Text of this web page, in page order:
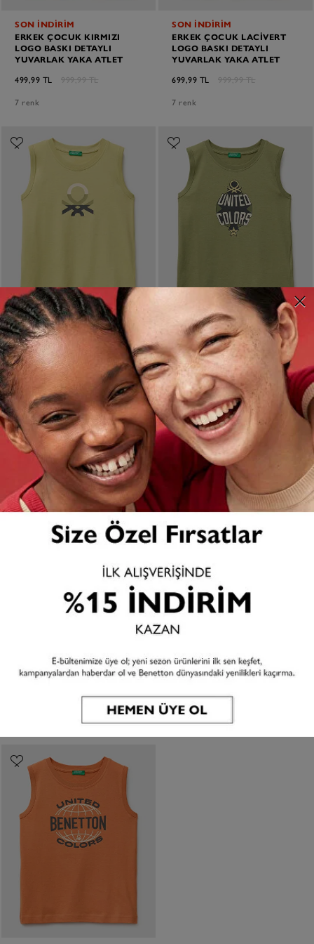
SON İNDİRİM
ERKEK ÇOCUK KIRMIZI
LOGO BASKI DETAYLI
YUVARLAK YAKA ATLET
499,99 TL
999,99 TL
7 renk
SON İNDİRİM
ERKEK ÇOCUK LACIVERT
LOGO BASKI DETAYLI
YUVARLAK YAKA ATLET
699,99 TL
999,99 TL
7 renk
SON İNDİRİM
ERKEK ÇOCUK SARI LOGO
BASKI DETAYLI YUVARLAK
YAKA ATLET
699,99 TL
999,99 TL
7 renk
SON İNDİRİM
ERKEK ÇOCUK HAKI LOGO
BASKI DETAYLI YUVARLAK
YAKA ATLET
499,99 TL
999,99 TL
7 renk
ERKEK ÇOCUK BEYAZ LOGO
BASKI DETAYLI YUVARLAK
YAKA ATLET
999,99 TL
ERKEK ÇOCUK MAVI LOGO
BASKI DETAYLI YUVARLAK
YAKA ATLET
499,99 TL
999,99 TL
7 renk